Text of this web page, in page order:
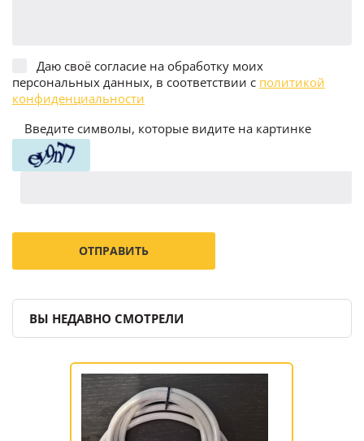
Даю своё согласие на обработку моих
персональных данных, в соответствии с политикой
конфиденциальности
Введите символы, которые видите на картинке
ВЫ НЕДАВНО СМОТРЕЛИ